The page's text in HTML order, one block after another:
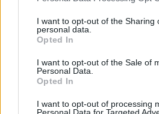
I want to opt-out of the Sharing
personal data.
Opted In
I want to opt-out of the Sale of
Personal Data.
Opted In
I want to opt-out of processing
Personal Data for Targeted
Vizažo meistrės,
(24 m.) santykių istorija
tinkluose sulaukė
dėmesio, tačiau po